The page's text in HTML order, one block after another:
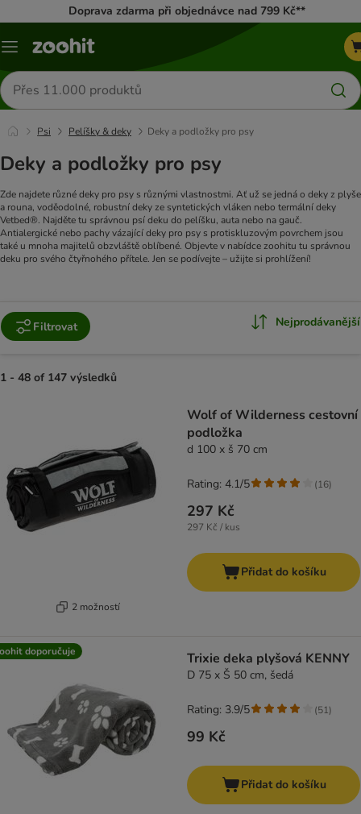
Doprava zdarma při objednávce nad 799 Kč**
Menu
Hledat
produkty
Psi Pelíšky & deky Deky a podložky pro psy
Deky a podložky pro psy
Zde najdete různé deky pro psy s různými vlastnostmi. Ať už se jedná o deky z plyše
a rouna, voděodolné, robustní deky ze syntetických vláken nebo termální deky
Vetbed®. Najděte tu správnou psí deku do pelíšku, auta nebo na gauč.
Antialergické nebo pachy vázající deky pro psy s protiskluzovým povrchem jsou
také u mnoha majitelů obzvláště oblíbené. Objevte v nabídce zoohitu tu správnou
deku pro svého čtyřnohého přítele. Jen se podívejte – užijte si prohlížení!
Filtrovat Nejprodávanější
1 - 48 of 147 výsledků
2 možností
Wolf of Wilderness cestovní
podložka
d 100 x š 70 cm
297 Kč
297 Kč / kus
Rating: 4.1/5 (16)
Přidat do košíku
doporučuje Trixie deka plyšová KENNY
D 75 x Š 50 cm, šedá
99 Kč
Rating: 3.9/5 (51)
Přidat do košíku